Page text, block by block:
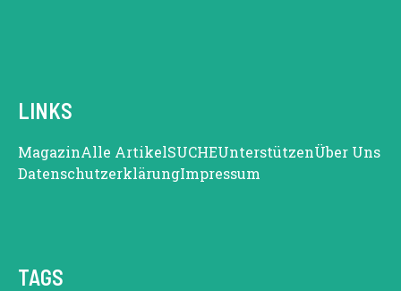
LINKS
MagazinAlle ArtikelSUCHEUnterstützenÜber Uns
DatenschutzerklärungImpressum
TAGS